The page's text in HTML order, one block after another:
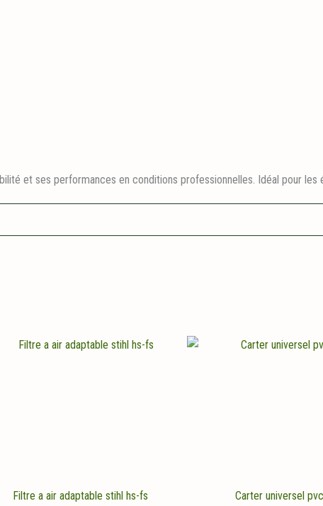
et ses performances en conditions professionnelles. Idéal pour
Filtre a air adaptable stihl hs-fs Carter universel pvc